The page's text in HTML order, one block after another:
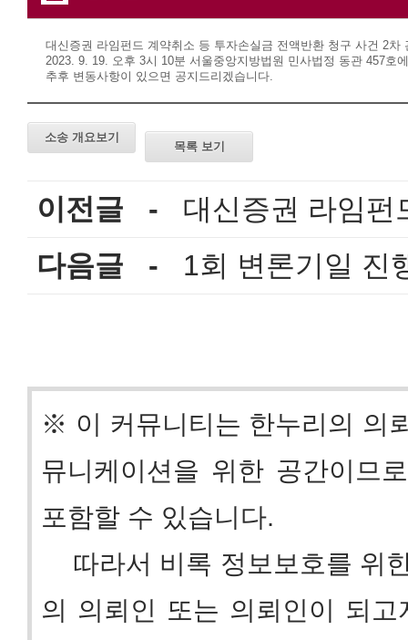
대신증권 라임펀드 계약취소 등 투자손실금 전액반환 청구 사건 2
2023. 9. 19. 오후 3시 10분 서울중앙지방법원 민사법정 동관 457호
추후 변동사항이 있으면 공지드리겠습니다.
소송 개요보기
목록 보기
이전글 - 대신증권 라임펀
다음글 - 1회 변론기일 진
※ 이 커뮤니티는 한누리의 의
뮤니케이션을 위한 공간이므
포함할 수 있습니다.
따라서 비록 정보보호를 위
의 의뢰인 또는 의뢰인이 되